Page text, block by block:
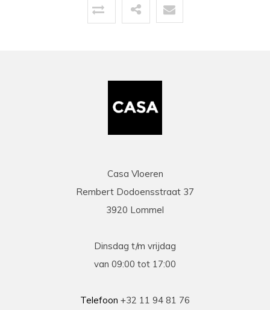
Uitstekende service zowel voor, tijdens als na
vermelding voor de heel vriendelijke en
benodigdheden leverde en ons hielp om deze
Prima geholpen bij zowel de keuze als plaatsing
problemen tijdens plaatsing .
Casa Vloeren
Rembert Dodoensstraat 37
3920 Lommel
Dinsdag t/m vrijdag
van 09:00 tot 17:00
Telefoon +32 11 94 81 76